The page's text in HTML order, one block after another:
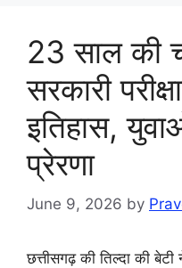
23 साल की
सरकारी
इतिहास,
प्रेरणा
June 9, 2026 by
छत्तीसगढ़ की तिल्दा की